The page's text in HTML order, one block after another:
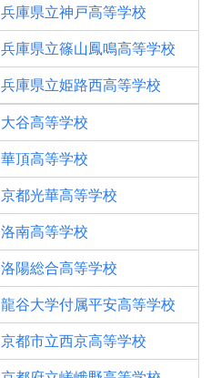
兵庫県立神戸高等学校
兵庫県立篠山鳳鳴高等学校
兵庫県立姫路西高等学校
大谷高等学校
華頂高等学校
京都光華高等学校
洛南高等学校
洛陽総合高等学校
龍谷大学付属平安高等学校
京都市立西京高等学校